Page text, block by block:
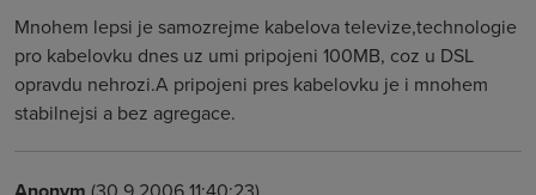
Mnohem lepsi je samozrejme kabelova televize,technologie
pro kabelovku dnes uz umi pripojeni 100MB, coz u DSL
opravdu nehrozi.A pripojeni pres kabelovku je i mnohem
stabilnejsi a bez agregace.